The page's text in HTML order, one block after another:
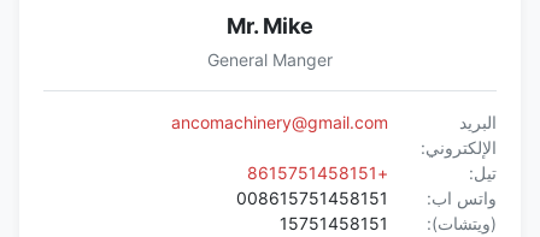
Mr. Mike
General Manger
الإلكتروني:
ancomachinery@gmail.com
واتس اب:
008615751458151
(ويتشات):
15751458151